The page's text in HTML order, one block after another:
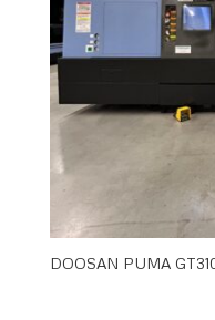
DOOSAN PUMA